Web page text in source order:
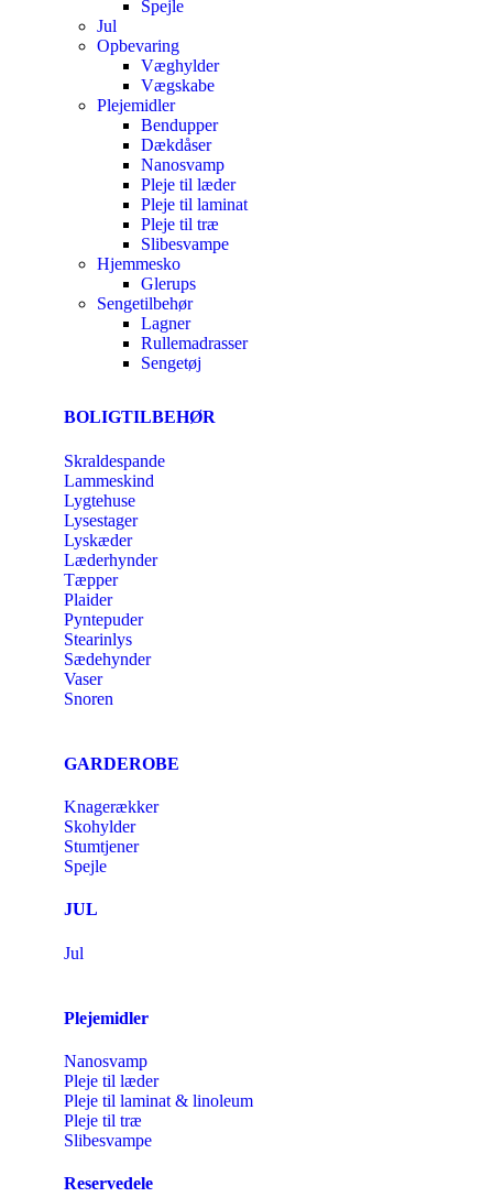
Spejle
Jul
Opbevaring
Væghylder
Vægskabe
Plejemidler
Bendupper
Dækdåser
Nanosvamp
Pleje til læder
Pleje til laminat
Pleje til træ
Slibesvampe
Hjemmesko
Glerups
Sengetilbehør
Lagner
Rullemadrasser
Sengetøj
BOLIGTILBEHØR
Skraldespande
Lammeskind
Lygtehuse
Lysestager
Lyskæder
Læderhynder
Tæpper
Plaider
Pyntepuder
Stearinlys
Sædehynder
Vaser
Snoren
GARDEROBE
Knagerækker
Skohylder
Stumtjener
Spejle
JUL
Jul
Plejemidler
Nanosvamp
Pleje til læder
Pleje til laminat & linoleum
Pleje til træ
Slibesvampe
Reservedele